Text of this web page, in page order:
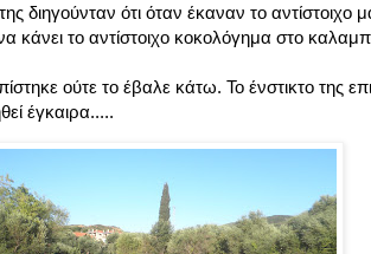
διηγούνταν ότι όταν έκαναν το αντίστοιχο
το αντίστοιχο κοκολόγημα στο
ούτε το έβαλε κάτω. Το ένστικτο της
έγκαιρα.....